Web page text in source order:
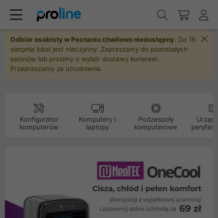
Odbiór osobisty w Poznaniu chwilowo niedostępny. Do 16
sierpnia lokal jest nieczynny. Zapraszamy do pozostałych
salonów lub prosimy o wybór dostawy kurierem.
Przepraszamy za utrudnienia.
Konfigurator
komputerów
Komputery i
laptopy
Podzespoły
komputerowe